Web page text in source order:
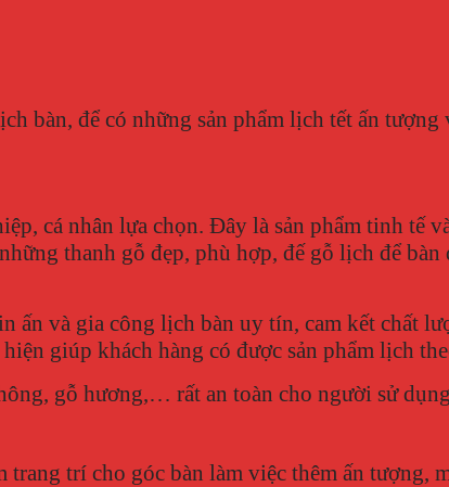
bàn, để có những sản phẩm lịch tết ấn
cá nhân lựa chọn. Đây là sản phẩm tinh tế
thanh gỗ đẹp, phù hợp, đế gỗ lịch để
ấn và gia công lịch bàn uy tín, cam kết chất
giúp khách hàng có được sản phẩm lịch
gỗ hương,… rất an toàn cho người sử dụng
trí cho góc bàn làm việc thêm ấn tượng,